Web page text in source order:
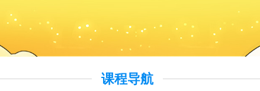
课程导航